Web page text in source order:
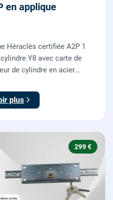
en applique
Héraclès certifiée A2P 1
Y8 avec carte de
de cylindre en acier
existante.
plus
299 €